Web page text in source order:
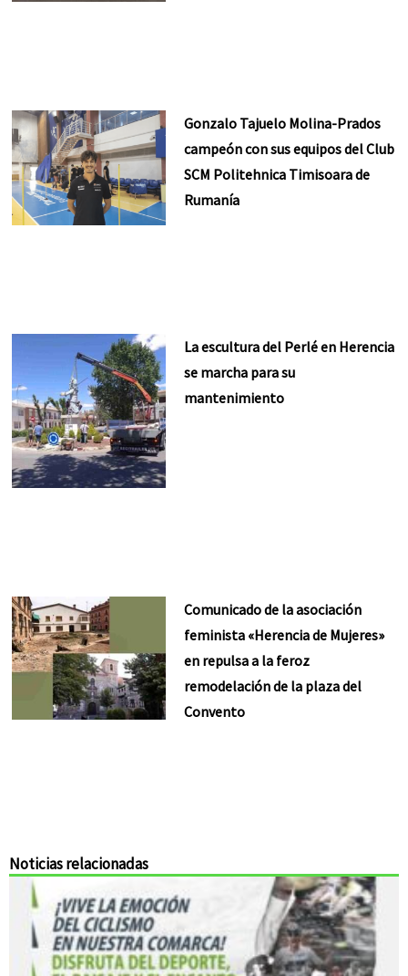
Gonzalo Tajuelo Molina-Prados
campeón con sus equipos del Club
SCM Politehnica Timisoara de
Rumanía
La escultura del Perlé en Herencia
se marcha para su
mantenimiento
Comunicado de la asociación
feminista «Herencia de Mujeres»
en repulsa a la feroz
remodelación de la plaza del
Convento
Noticias relacionadas